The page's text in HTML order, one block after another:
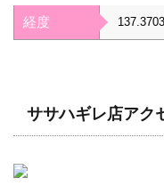
経度
ササハギレ店アク